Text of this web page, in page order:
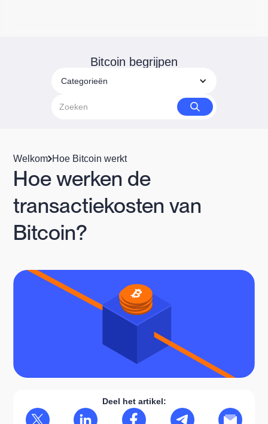
Bitcoin begrijpen
Categorieën
Welkom Hoe Bitcoin werkt
Hoe werken de
transactiekosten van
Bitcoin?
Deel het artikel: